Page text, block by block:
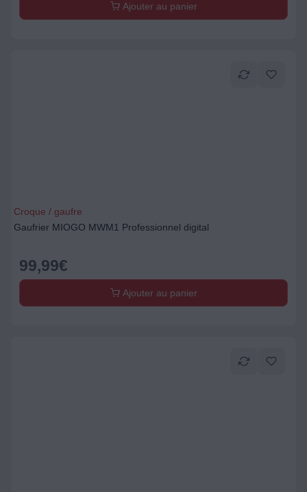
Ajouter au panier
Croque / gaufre
Gaufrier MIOGO MWM1 Professionnel digital
99,99€
Ajouter au panier